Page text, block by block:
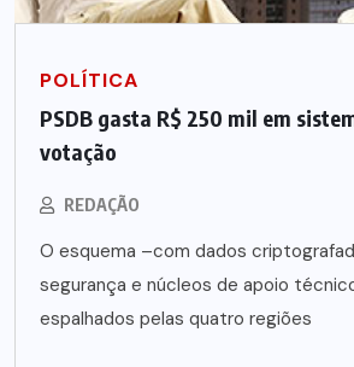
POLÍTICA
PSDB gasta R$ 250 mil em
votação
REDAÇÃO
O esquema –com dados
segurança e núcleos de apoio
espalhados pelas quatro regiões